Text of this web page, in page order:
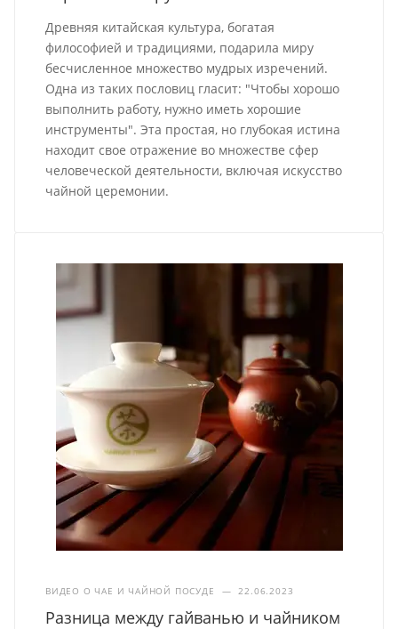
Древняя китайская культура, богатая
философией и традициями, подарила миру
бесчисленное множество мудрых изречений.
Одна из таких пословиц гласит: "Чтобы хорошо
выполнить работу, нужно иметь хорошие
инструменты". Эта простая, но глубокая истина
находит свое отражение во множестве сфер
человеческой деятельности, включая искусство
чайной церемонии.
ВИДЕО О ЧАЕ И ЧАЙНОЙ ПОСУДЕ — 22.06.2023
Разница между гайванью и чайником